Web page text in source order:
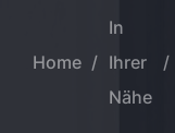
Home /
In
Ihrer
Nähe
/